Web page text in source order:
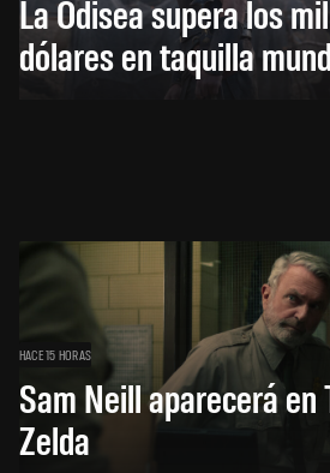
La Odisea supera los
dólares en taquilla
HACE 15 HORAS
Sam Neill aparecerá en
Zelda